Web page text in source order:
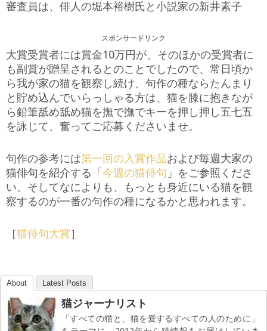
審査員は、俳人の堀本裕樹氏と小説家の新井素子
スポンサードリンク
大賞受賞者には賞金10万円が、そのほかの受賞者に
も副賞が贈呈されるとのことでしたので、常日頃か
ら我が家の猫を観察し続け、句作の種ならたんまり
と貯め込んでいらっしゃる方は、猫を膝に抱きなが
ら鉛筆舐め舐め猫を撫で撫でキーを押し押し五七五
を詠じて、奮ってご応募くださいませ。
句作の参考には第一回の入賞作品および毎週大家の
猫俳句を紹介する「今週の猫俳句 」をご参照くださ
い。そしてなによりも、もっとも身近にいる猫を観
察するのが一番の句作の種になるかと思われます。
［猫俳句大賞］
About Latest Posts
猫ジャーナリスト
「すべての猫と、猫を愛するすべての人のために」